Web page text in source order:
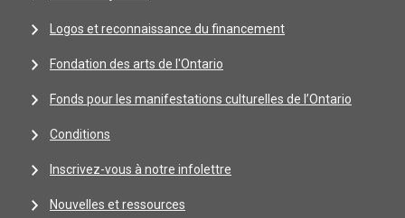
Logos et reconnaissance du financement
Fondation des arts de l'Ontario
Fonds pour les manifestations culturelles de l’Ontario
Conditions
Inscrivez-vous à notre infolettre
Nouvelles et ressources